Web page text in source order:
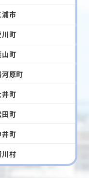
浦市
川町
山町
河原町
井町
田町
井町
川村